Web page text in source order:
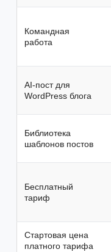
Командная
работа
AI-пост для
WordPress блога
Библиотека
шаблонов постов
Бесплатный
тариф
Стартовая цена
платного тарифа